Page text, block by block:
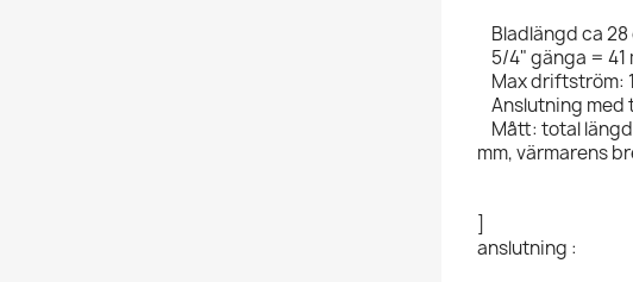
Bladlängd ca 28
5/4" gänga = 41
Max driftström:
Anslutning med
Mått: total
mm, värmarens
anslutning :